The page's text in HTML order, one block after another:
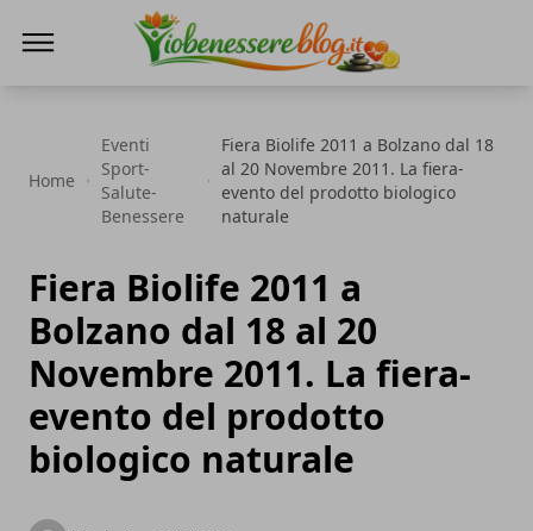
Home
Eventi
Sport-
Salute-
Benessere
Fiera Biolife 2011 a Bolzano dal 18
al 20 Novembre 2011. La fiera-
evento del prodotto biologico
naturale
Fiera Biolife 2011 a
Bolzano dal 18 al 20
Novembre 2011. La fiera-
evento del prodotto
biologico naturale